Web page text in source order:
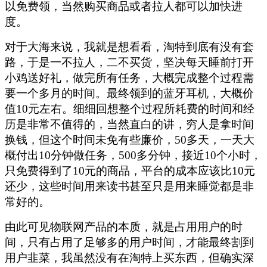
以免费领，当然购买商品或者拉人都可以加快进
度。
对于大海来说，我就是想看看，淘特到底有没有套
路，于是一不拉人，二不买货，坚决每天睡前打开
小鸡送好礼，做完所有任务，大概完成整个过程需
要一个多月的时间。最终领到的蓝牙耳机，大概价
值10元左右。细细回想整个过程所耗费的时间和经
历是非常不值得的，当然直白的讲，穷人是拿时间
换钱，但这个时间未免有些廉价，50多天，一天大
概付出10分钟做任务，500多分钟，接近10个小时，
只免费得到了10元的商品，平台的成本应该比10元
还少，这些时间用来读书甚至只是用来睡觉都是非
常好的。
由此可见物联网产品的本质，就是占用用户的时
间，只有占用了足够多的用户时间，才能最终割到
用户韭菜，我虽然没有在淘特上买东西，但确实深